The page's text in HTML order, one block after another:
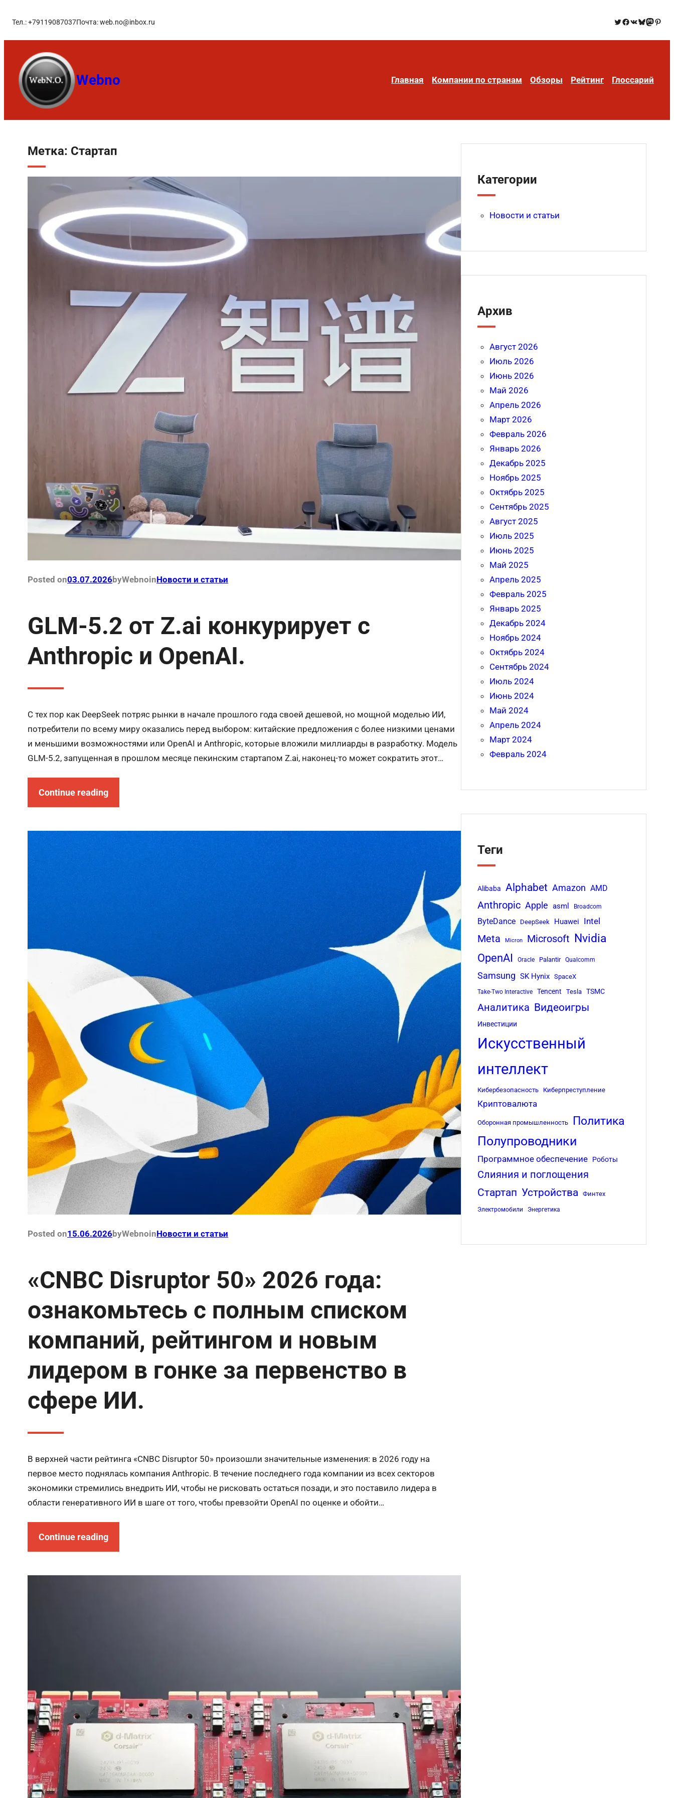
Тел.: +79119087037Почта: web.no@inbox.ru
Webno Главная Компании по странам Обзоры Рейтинг Глоссарий
Метка: Стартап
Posted on03.07.2026byWebnoinНовости и статьи
GLM-5.2 от Z.ai конкурирует с
Anthropic и OpenAI.
С тех пор как DeepSeek потряс рынки в начале прошлого года своей дешевой, но мощной моделью ИИ,
потребители по всему миру оказались перед выбором: китайские предложения с более низкими ценами
и меньшими возможностями или OpenAI и Anthropic, которые вложили миллиарды в разработку. Модель
GLM-5.2, запущенная в прошлом месяце пекинским стартапом Z.ai, наконец-то может сократить этот…
Continue reading
Posted on15.06.2026byWebnoinНовости и статьи
«CNBC Disruptor 50» 2026 года:
ознакомьтесь с полным списком
компаний, рейтингом и новым
лидером в гонке за первенство в
сфере ИИ.
В верхней части рейтинга «CNBC Disruptor 50» произошли значительные изменения: в 2026 году на
первое место поднялась компания Anthropic. В течение последнего года компании из всех секторов
экономики стремились внедрить ИИ, чтобы не рисковать остаться позади, и это поставило лидера в
области генеративного ИИ в шаге от того, чтобы превзойти OpenAI по оценке и обойти…
Continue reading
Категории
Новости и статьи
Архив
Август 2026
Июль 2026
Июнь 2026
Май 2026
Апрель 2026
Март 2026
Февраль 2026
Январь 2026
Декабрь 2025
Ноябрь 2025
Октябрь 2025
Сентябрь 2025
Август 2025
Июль 2025
Июнь 2025
Май 2025
Апрель 2025
Февраль 2025
Январь 2025
Декабрь 2024
Ноябрь 2024
Октябрь 2024
Сентябрь 2024
Июль 2024
Июнь 2024
Май 2024
Апрель 2024
Март 2024
Февраль 2024
Теги
Alibaba Alphabet Amazon AMD
Anthropic Apple asml Broadcom
ByteDance DeepSeek Huawei Intel
Meta Micron Microsoft Nvidia
OpenAI Oracle Palantir Qualcomm
Samsung SK Hynix SpaceX
Take-Two Interactive Tencent Tesla TSMC
Аналитика Видеоигры
Инвестиции
Искусственный
интеллект
Кибербезопасность Киберпреступление
Криптовалюта
Оборонная промышленность Политика
Полупроводники
Программное обеспечение Роботы
Слияния и поглощения
Стартап Устройства Финтех
Электромобили Энергетика